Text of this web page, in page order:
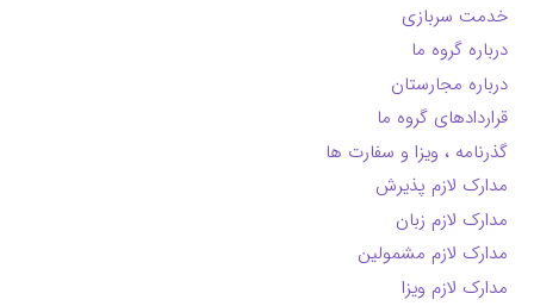
خدمت سربازی
درباره گروه ما
درباره مجارستان
قراردادهای گروه ما
گذرنامه ، ویزا و سفارت ها
مدارک لازم پذیرش
مدارک لازم زبان
مدارک لازم مشمولین
مدارک لازم ویزا